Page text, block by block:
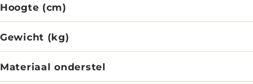
Hoogte (cm)
Gewicht (kg)
Materiaal onderstel